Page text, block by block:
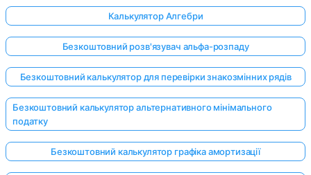
Калькулятор Алгебри
Безкоштовний розв'язувач альфа-розпаду
Безкоштовний калькулятор для перевірки знакозмінних рядів
Безкоштовний калькулятор альтернативного мінімального
податку
Безкоштовний калькулятор графіка амортизації